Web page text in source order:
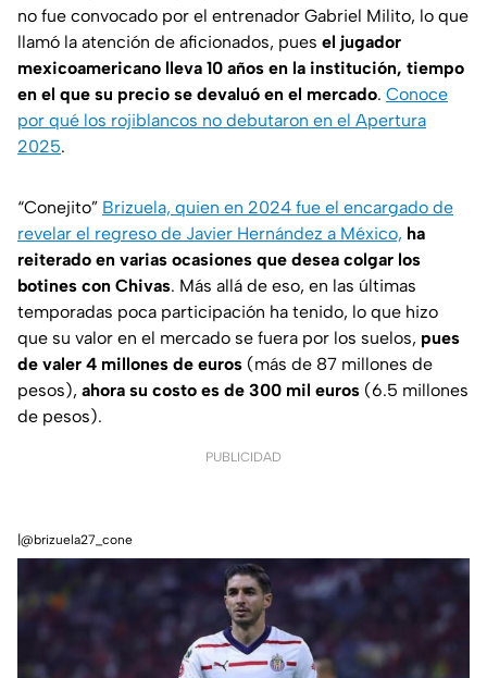
no fue convocado por el entrenador Gabriel Milito, lo que
llamó la atención de aficionados, pues el jugador
mexicoamericano lleva 10 años en la institución, tiempo
en el que su precio se devaluó en el mercado. Conoce
por qué los rojiblancos no debutaron en el Apertura
2025.
“Conejito” Brizuela, quien en 2024 fue el encargado de
revelar el regreso de Javier Hernández a México, ha
reiterado en varias ocasiones que desea colgar los
botines con Chivas. Más allá de eso, en las últimas
temporadas poca participación ha tenido, lo que hizo
que su valor en el mercado se fuera por los suelos, pues
de valer 4 millones de euros (más de 87 millones de
pesos), ahora su costo es de 300 mil euros (6.5 millones
de pesos).
PUBLICIDAD
|@brizuela27_cone